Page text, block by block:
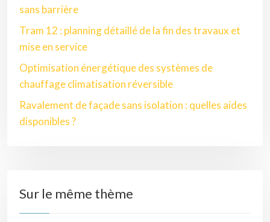
sans barrière
Tram 12 : planning détaillé de la fin des travaux et
mise en service
Optimisation énergétique des systèmes de
chauffage climatisation réversible
Ravalement de façade sans isolation : quelles aides
disponibles ?
Sur le même thème